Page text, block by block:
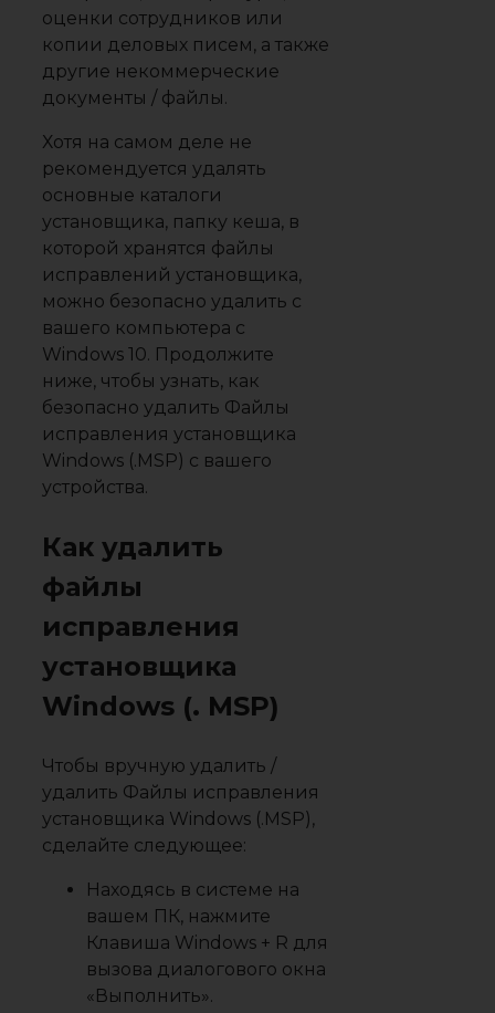
оценки сотрудников или
копии деловых писем, а также
другие некоммерческие
документы / файлы.
Хотя на самом деле не
рекомендуется удалять
основные каталоги
установщика, папку кеша, в
которой хранятся файлы
исправлений установщика,
можно безопасно удалить с
вашего компьютера с
Windows 10. Продолжите
ниже, чтобы узнать, как
безопасно удалить Файлы
исправления установщика
Windows (.MSP) с вашего
устройства.
Как удалить
файлы
исправления
установщика
Windows (. MSP)
Чтобы вручную удалить /
удалить Файлы исправления
установщика Windows (.MSP),
сделайте следующее:
Находясь в системе на
вашем ПК, нажмите
Клавиша Windows + R для
вызова диалогового окна
«Выполнить».